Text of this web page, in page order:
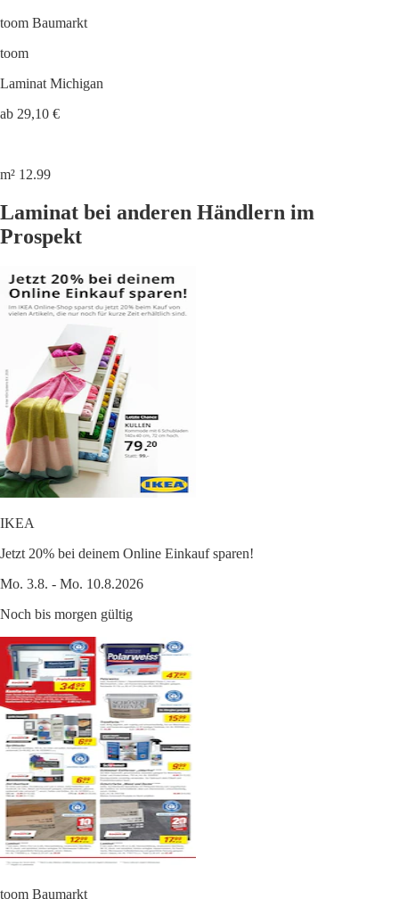
toom Baumarkt
toom
Laminat Michigan
ab 29,10 €
m² 12.99
Laminat bei anderen Händlern im
Prospekt
IKEA
Jetzt 20% bei deinem Online Einkauf sparen!
Mo. 3.8. - Mo. 10.8.2026
Noch bis morgen gültig
toom Baumarkt